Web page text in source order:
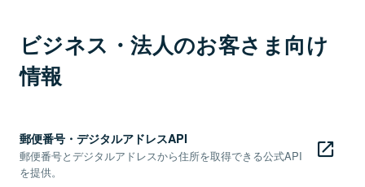
ビジネス・法人のお客さま向け
情報
郵便番号・デジタルアドレスAPI
郵便番号とデジタルアドレスから住所を取得できる公式API
を提供。